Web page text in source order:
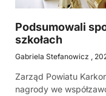
Podsumowali
szkołach
Gabriela Stefanowicz
Zarząd Powiatu
nagrody we